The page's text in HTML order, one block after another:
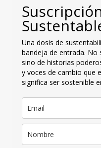
Una dosis de
bandeja de entrada. No
sino de historias
y voces de cambio que
significa ser sostenible